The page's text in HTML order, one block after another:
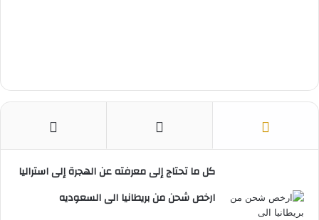
كل ما تحتاج إلى معرفته عن الهجرة إلى استراليا
ارخص شحن من بريطانيا الى السعوديه